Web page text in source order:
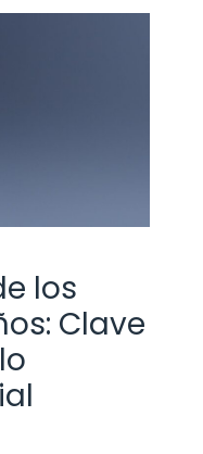
los
Clave